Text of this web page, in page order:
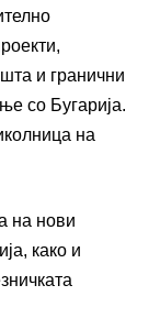
и гранични
со Бугарија.
на
на нови
како и